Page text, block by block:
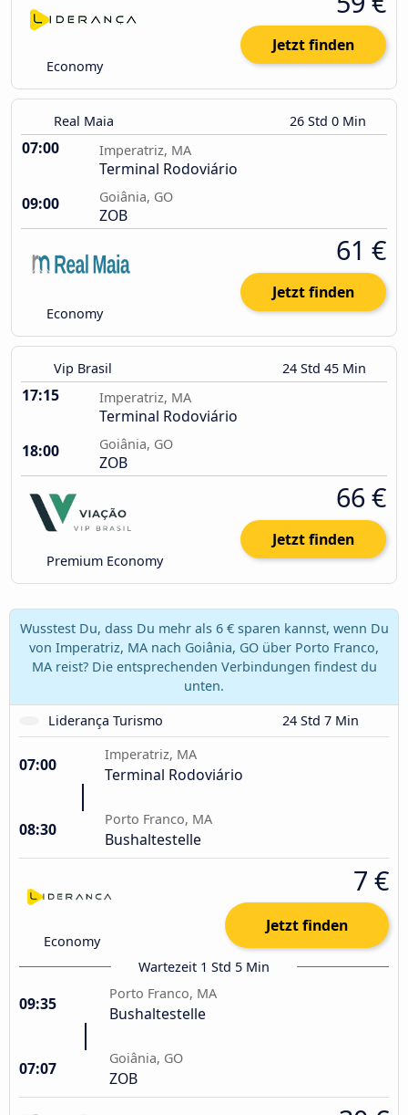
Economy
Jetzt finden
Real Maia 26 Std 0 Min
07:00 Imperatriz, MA
Terminal Rodoviário
09:00
Goiânia, GO
ZOB
Economy
61 €
Jetzt finden
Vip Brasil 24 Std 45 Min
17:15 Imperatriz, MA
Terminal Rodoviário
18:00
Goiânia, GO
ZOB
Premium Economy
66 €
Jetzt finden
Wusstest Du, dass Du mehr als 6 € sparen kannst, wenn Du
von Imperatriz, MA nach Goiânia, GO über Porto Franco,
MA reist? Die entsprechenden Verbindungen findest du
unten.
Liderança Turismo
24 Std 7 Min
07:00
Imperatriz, MA
Terminal Rodoviário
08:30
Porto Franco, MA
Bushaltestelle
Economy
7 €
Jetzt finden
Wartezeit 1 Std 5 Min
09:35
Porto Franco, MA
Bushaltestelle
07:07
Goiânia, GO
ZOB